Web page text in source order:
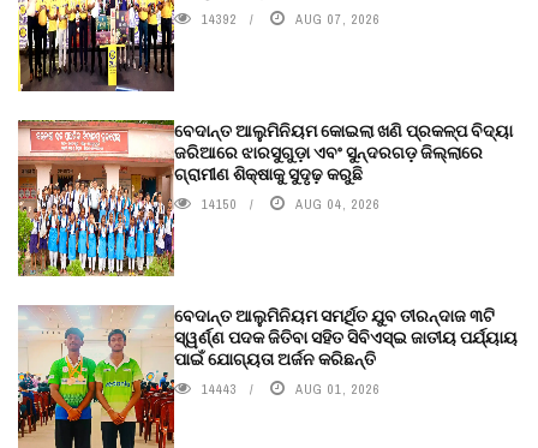
14392 AUG 07, 2026
ବେଦାନ୍ତ ଆଲୁମିନିୟମ କୋଇଲା ଖଣି ପ୍ରକଳ୍ପ ବିଦ୍ୟା
ଜରିଆରେ ଝାରସୁଗୁଡ଼ା ଏବଂ ସୁନ୍ଦରଗଡ଼ ଜିଲ୍ଲାରେ
ଗ୍ରାମୀଣ ଶିକ୍ଷାକୁ ସୁଦୃଢ଼ କରୁଛି
14150 AUG 04, 2026
ବେଦାନ୍ତ ଆଲୁମିନିୟମ ସମର୍ଥିତ ଯୁବ ତୀରନ୍ଦାଜ ୩ଟି
ସ୍ୱର୍ଣ୍ଣ ପଦକ ଜିତିବା ସହିତ ସିବିଏସ୍ଇ ଜାତୀୟ ପର୍ଯ୍ୟାୟ
ପାଇଁ ଯୋଗ୍ୟତା ଅର୍ଜନ କରିଛନ୍ତି
14443 AUG 01, 2026